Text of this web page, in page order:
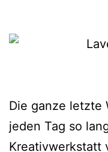
Die ganze letzte
jeden Tag so
Kreativwerkstatt